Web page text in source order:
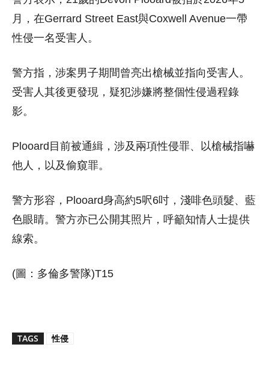
月，在Gerrard Street East與Coxwell Avenue一帶
性侵一名受害人。
警方指，涉案男子期間曾亮出槍械並指向受害人。
受害人其後更發現，疑犯涉嫌將整個性侵過程錄
影。
Plooard目前被通緝，涉及兩項性侵罪、以槍械指嚇
他人，以及偷窺罪。
警方形容，Plooard身高約5呎6吋，淺啡色頭髮、藍
色眼睛。警方亦已公開其照片，呼籲知情人士提供
線索。
(圖：多倫多警隊)T15
TAGS 性侵